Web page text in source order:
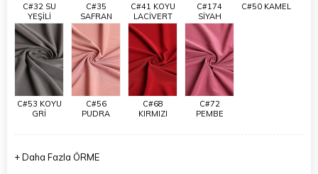
C#32 SU
YEŞİLİ
C#35
SAFRAN
C#41 KOYU
LACİVERT
C#174
SİYAH
C#50 KAMEL
C#53 KOYU
GRİ
C#56
PUDRA
C#68
KIRMIZI
C#72
PEMBE
+Daha Fazla ÖRME